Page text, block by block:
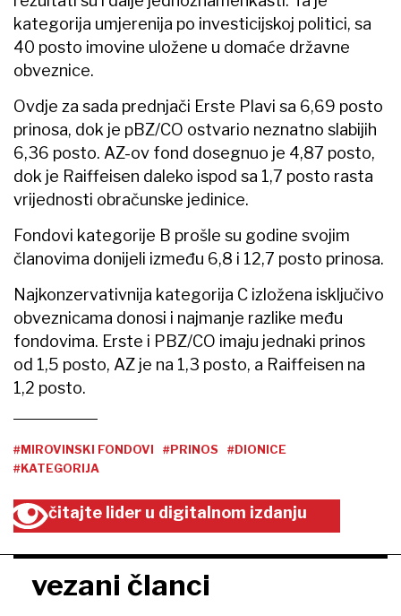
kategorija umjerenija po investicijskoj politici, sa
40 posto imovine uložene u domaće državne
obveznice.
Ovdje za sada prednjači Erste Plavi sa 6,69 posto
prinosa, dok je pBZ/CO ostvario neznatno slabijih
6,36 posto. AZ-ov fond dosegnuo je 4,87 posto,
dok je Raiffeisen daleko ispod sa 1,7 posto rasta
vrijednosti obračunske jedinice.
Fondovi kategorije B prošle su godine svojim
članovima donijeli između 6,8 i 12,7 posto prinosa.
Najkonzervativnija kategorija C izložena isključivo
obveznicama donosi i najmanje razlike među
fondovima. Erste i PBZ/CO imaju jednaki prinos
od 1,5 posto, AZ je na 1,3 posto, a Raiffeisen na
1,2 posto.
#MIROVINSKI FONDOVI #PRINOS
#DIONICE
#KATEGORIJA
čitajte lider u digitalnom izdanju
vezani članci